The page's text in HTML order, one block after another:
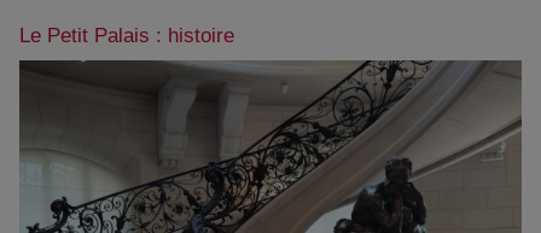
Le Petit Palais : histoire